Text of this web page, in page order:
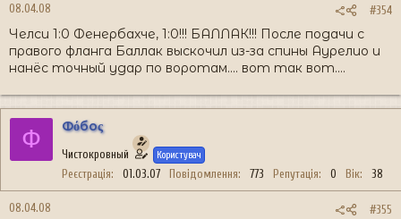
08.04.08 #354
Челси 1:0 Фенербахче, 1:0!!! БАЛЛАК!!! После подачи с
правого фланга Баллак выскочил из-за спины Аурелио и
нанёс точный удар по воротам.... вот так вот....
Ф Фόбоς
Чистокровный Користувач
Реєстрація 01.03.07 Повідомлення 773 Репутація 0 Вік 38
08.04.08 #355